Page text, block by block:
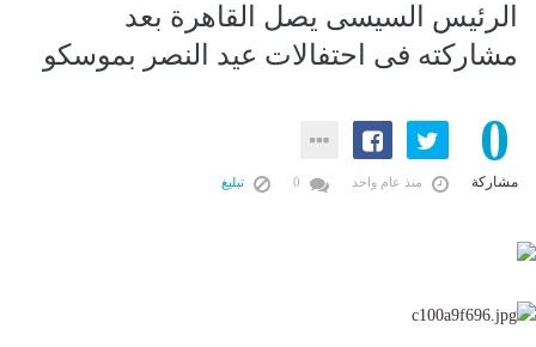
الرئيس السيسى يصل القاهرة بعد
مشاركته فى احتفالات عيد النصر بموسكو
0
مشاركة منذ عام واحد تبليغ